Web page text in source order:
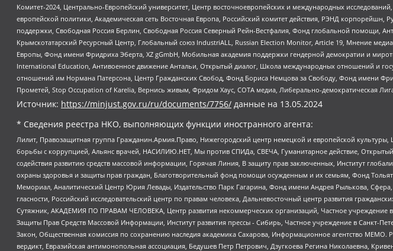
Комитет-2024, Центрально-Европейский университет, Центр восточноевропейских и международных
европейской политики, Академическая сеть Восточная Европа, Российский комитет действия, РЭНД корпорейшн,
поддержки, Свободная Россия Берлин, Свободная Россия Северный Рейн-Вестфалия, Фонд глобальной помощи,
Крымскотатарский Ресурсный Центр, Глобальный союз IndustriALL, Russian Election Monitor, Article 19, Мнение
Европы, Фонд имени Фридриха Эберта, XZ gGmbH, Мобильная академия поддержки гендерной демократии и
International Education, Антивоенное движение Антальи, Открытый диалог, Школа международных отношений и
отношений им Нормана Патерсона, Центр Гражданских Свобод, Фонд Бориса Немцова за Свободу, Фонд имени
Прометей, Stop Occupation of Karelia, Вернись живым, Фридом Хаус, СОТА медиа, Либерально-демократическая
Источник: https://minjust.gov.ru/ru/documents/7756/ данные на 13.05.2024
* Сведения реестра НКО, выполняющих функции иностранного агента:
Лилит, Правозащитная группа Гражданин.Армия.Право, Нижегородский центр немецкой и европейской
борьбы с коррупцией, Альянс врачей, НАСИЛИЮ.НЕТ, Мы против СПИДа, СВЕЧА, Гуманитарное действие,
содействия развитию средств массовой информации, Горячая Линия, В защиту прав заключенных, Институт
охраны здоровья и защиты прав граждан, Благотворительный фонд помощи осужденным и их семьям, Фонд
Мемориал, Аналитический Центр Юрия Левады, Издательство Парк Гагарина, Фонд имени Андрея Рылькова,
гласности, Российский исследовательский центр по правам человека, Дальневосточный центр развития
Сутяжник, АКАДЕМИЯ ПО ПРАВАМ ЧЕЛОВЕКА, Центр развития некоммерческих организаций, Частное учреждение
Защиты Прав Средств Массовой Информации, Институт развития прессы - Сибирь, Частное учреждение в Санкт-
Закон, Общественная комиссия по сохранению наследия академика Сахарова, Информационное агентство
вердикт, Евразийская антимонопольная ассоциация, Бедушев Петр Петрович, Дзугкоева Регина Николаевна,